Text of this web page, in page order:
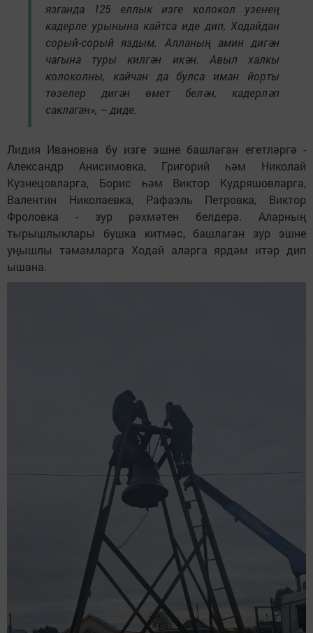
язганда 125 еллык изге колокол узенең
кадерле урынына кайтса иде дип, Ходайдан
сорый-сорый яздым. Алланың амин дигән
чагына туры килгән икән. Авыл халкы
колоколны, кайчан да булса иман йорты
төзелер дигән өмет белән, кадерләп
саклаган», – диде.
Лидия Ивановна бу изге эшне башлаган егетләргә -
Александр Анисимовка, Григорий һәм Николай
Кузнецовларга, Борис һәм Виктор Кудряшовларга,
Валентин Николаевка, Рафаэль Петровка, Виктор
Фроловка - зур рәхмәтен белдерә. Аларның
тырышлыклары бушка китмәс, башлаган зур эшне
уңышлы тәмамларга Ходай аларга ярдәм итәр дип
ышана.